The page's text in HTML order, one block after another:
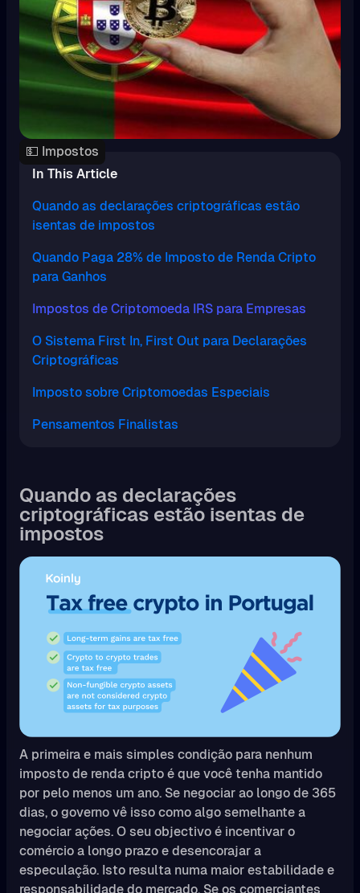
💵 Impostos
In This Article
Quando as declarações criptográficas estão
isentas de impostos
Quando Paga 28% de Imposto de Renda Cripto
para Ganhos
Impostos de Criptomoeda IRS para Empresas
O Sistema First In, First Out para Declarações
Criptográficas
Imposto sobre Criptomoedas Especiais
Pensamentos Finalistas
Quando as declarações
criptográficas estão isentas de
impostos
A primeira e mais simples condição para nenhum
imposto de renda cripto é que você tenha mantido
por pelo menos um ano. Se negociar ao longo de 365
dias, o governo vê isso como algo semelhante a
negociar ações. O seu objectivo é incentivar o
comércio a longo prazo e desencorajar a
especulação. Isto resulta numa maior estabilidade e
responsabilidade do mercado. Se os comerciantes